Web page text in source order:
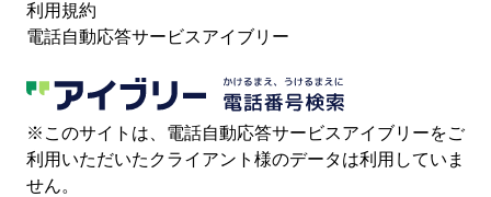
利用規約
電話自動応答サービスアイブリー
※このサイトは、電話自動応答サービスアイブリーをご
利用いただいたクライアント様のデータは利用していま
せん。